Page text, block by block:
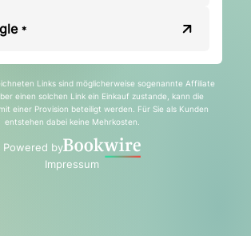
*
Links sind möglicherweise sogenannte Affiliate
einen solchen Link ein Einkauf zustande, kann die
einer Provision beteiligt werden. Für Sie als Kunden
entstehen dabei keine Mehrkosten.
Powered by
Impressum